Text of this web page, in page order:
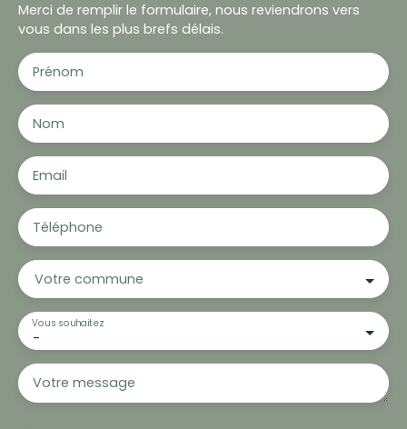
Merci de remplir le formulaire, nous reviendrons vers
vous dans les plus brefs délais.
Prénom
Nom
Email
Téléphone
Votre commune
-
Vous souhaitez
Votre message